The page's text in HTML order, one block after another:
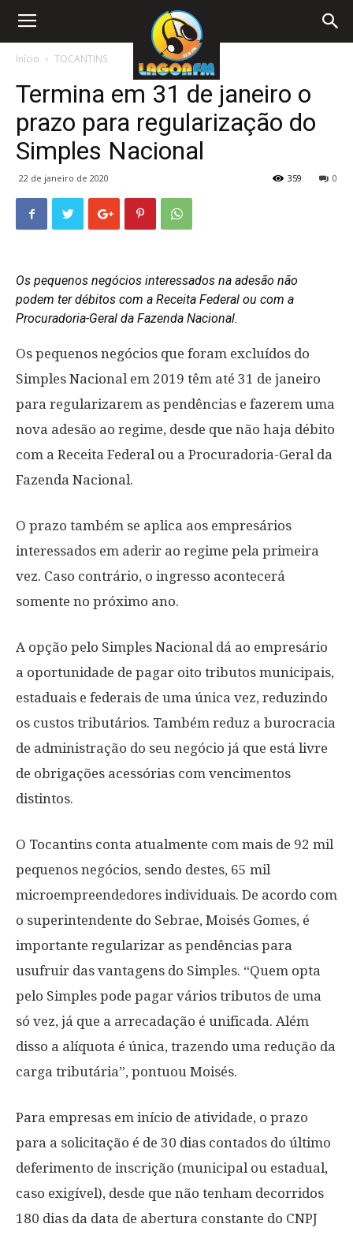
Início TOCANTINS
Termina em 31 de janeiro o
prazo para regularização do
Simples Nacional
22 de janeiro de 2020 0
359
Os pequenos negócios interessados na adesão não
podem ter débitos com a Receita Federal ou com a
Procuradoria-Geral da Fazenda Nacional.
Os pequenos negócios que foram excluídos do
Simples Nacional em 2019 têm até 31 de janeiro
para regularizarem as pendências e fazerem uma
nova adesão ao regime, desde que não haja débito
com a Receita Federal ou a Procuradoria-Geral da
Fazenda Nacional.
O prazo também se aplica aos empresários
interessados em aderir ao regime pela primeira
vez. Caso contrário, o ingresso acontecerá
somente no próximo ano.
A opção pelo Simples Nacional dá ao empresário
a oportunidade de pagar oito tributos municipais,
estaduais e federais de uma única vez, reduzindo
os custos tributários. Também reduz a burocracia
de administração do seu negócio já que está livre
de obrigações acessórias com vencimentos
distintos.
O Tocantins conta atualmente com mais de 92 mil
pequenos negócios, sendo destes, 65 mil
microempreendedores individuais. De acordo com
o superintendente do Sebrae, Moisés Gomes, é
importante regularizar as pendências para
usufruir das vantagens do Simples. “Quem opta
pelo Simples pode pagar vários tributos de uma
só vez, já que a arrecadação é unificada. Além
disso a alíquota é única, trazendo uma redução da
carga tributária”, pontuou Moisés.
Para empresas em início de atividade, o prazo
para a solicitação é de 30 dias contados do último
deferimento de inscrição (municipal ou estadual,
caso exigível), desde que não tenham decorridos
180 dias da data de abertura constante do CNPJ